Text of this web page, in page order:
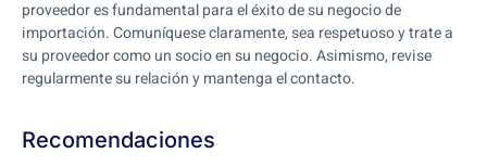
proveedor es fundamental para el éxito de su negocio de
importación. Comuníquese claramente, sea respetuoso y trate a
su proveedor como un socio en su negocio. Asimismo, revise
regularmente su relación y mantenga el contacto.
Recomendaciones